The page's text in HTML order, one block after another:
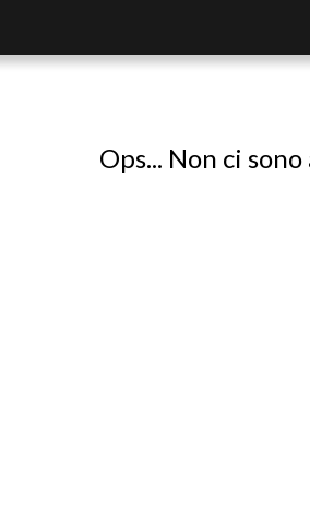
Ops... Non ci